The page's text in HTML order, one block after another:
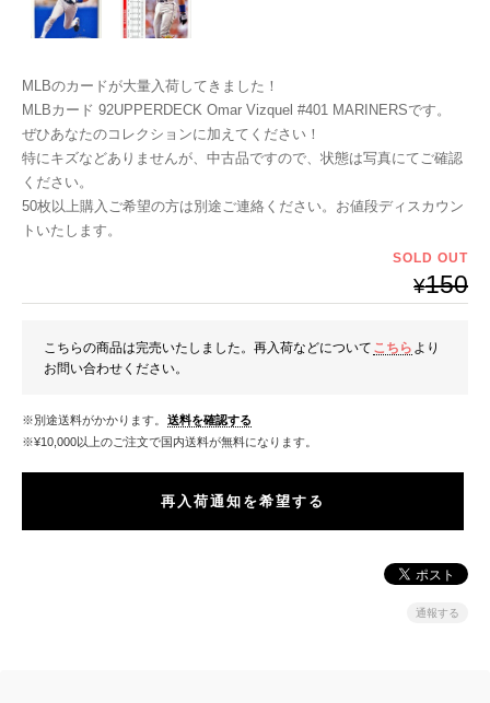
MLBのカードが大量入荷してきました！
MLBカード 92UPPERDECK Omar Vizquel #401 MARINERSです。
ぜひあなたのコレクションに加えてください！
特にキズなどありませんが、中古品ですので、状態は写真にてご確認
ください。
50枚以上購入ご希望の方は別途ご連絡ください。お値段ディスカウン
トいたします。
SOLD OUT
¥150
こちらの商品は完売いたしました。再入荷などについて こちら より
お問い合わせください。
※別途送料がかかります。 送料を確認する
※¥10,000以上のご注文で国内送料が無料になります。
再入荷通知を希望する
通報する